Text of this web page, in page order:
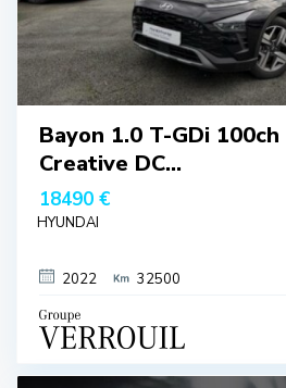
Bayon 1.0 T-GDi
Creative DC...
18490 €
HYUNDAI
2022 32500